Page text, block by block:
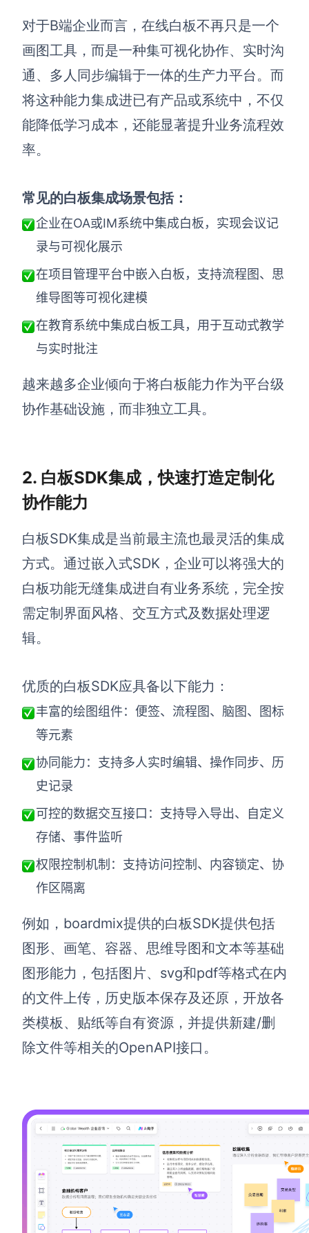
解决方案
高效协作
敏捷实践
在线绘图
思维和灵感整理
路线图
ER图
数据流图
情绪板
查看所有场景
AI创作
创意与绘图
AI生成思维导图
AI生成流程图
AI生成用户旅程图
AI生成鱼骨图
AI生成甘特图
战略与流程设计
AI生成商业画布
AI生成SWOT分析
AI生成PEST分析
AI生成时间管理四象限
AI生成胜任力模型
数据分析与策略
AI生成用户画像
AI生成Smart分析
AI生成波士顿矩阵
AI生成波特五力模型
AI生成4P营销理论模型
AI生成竞品分析
AI生成安索夫矩阵
AI生成Grow模型
AI生成AARRR模型
AI生成PPT
AI写作
AI生成简历
私有化部署
管理功能定制 · 专业部署方案
客户案例
对于B端企业而言，在线白板不再只是一个
画图工具，而是一种集可视化协作、实时沟
通、多人同步编辑于一体的生产力平台。而
将这种能力集成进已有产品或系统中，不仅
能降低学习成本，还能显著提升业务流程效
率。
常见的白板集成场景包括：
企业在OA或IM系统中集成白板，实现会议记
录与可视化展示
在项目管理平台中嵌入白板，支持流程图、思
维导图等可视化建模
在教育系统中集成白板工具，用于互动式教学
与实时批注
越来越多企业倾向于将白板能力作为平台级
协作基础设施，而非独立工具。
2. 白板SDK集成，快速打造定制化
协作能力
白板SDK集成是当前最主流也最灵活的集成
方式。通过嵌入式SDK，企业可以将强大的
白板功能无缝集成进自有业务系统，完全按
需定制界面风格、交互方式及数据处理逻
辑。
优质的白板SDK应具备以下能力：
丰富的绘图组件：便签、流程图、脑图、图标
等元素
协同能力：支持多人实时编辑、操作同步、历
史记录
可控的数据交互接口：支持导入导出、自定义
存储、事件监听
权限控制机制：支持访问控制、内容锁定、协
作区隔离
例如，boardmix提供的白板SDK提供包括
图形、画笔、容器、思维导图和文本等基础
图形能力，包括图片、svg和pdf等格式在内
的文件上传，历史版本保存及还原，开放各
类模板、贴纸等自有资源，并提供新建/删
除文件等相关的OpenAPI接口。